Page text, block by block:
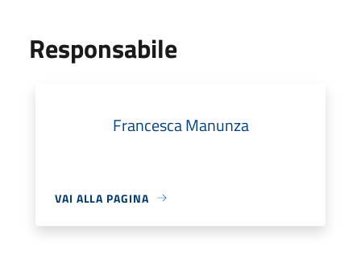
Responsabile
Francesca Manunza
VAI ALLA PAGINA